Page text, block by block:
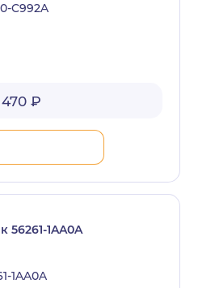
C992A
470 ₽
56261-1AA0A
1AA0A